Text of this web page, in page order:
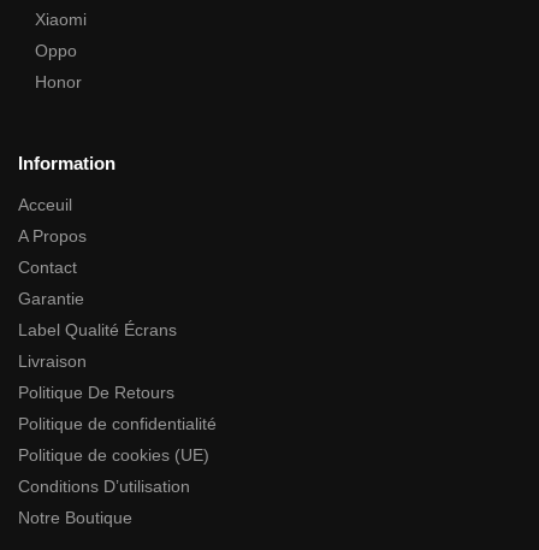
Xiaomi
Oppo
Honor
Information
Acceuil
A Propos
Contact
Garantie
Label Qualité Écrans
Livraison
Politique De Retours
Politique de confidentialité
Politique de cookies (UE)
Conditions D’utilisation
Notre Boutique